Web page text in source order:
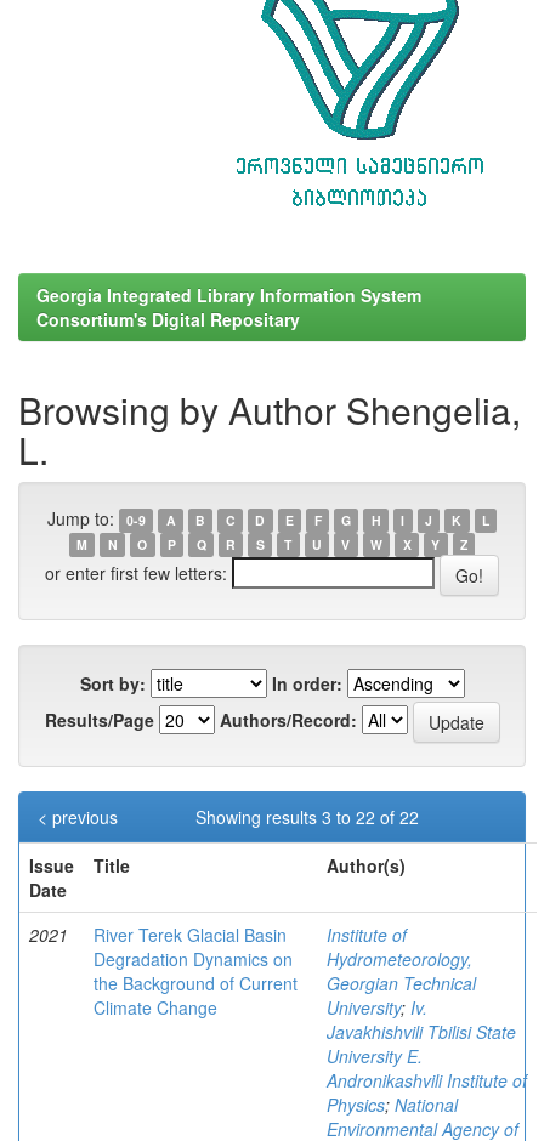
Georgia Integrated Library Information System
Consortium's Digital Repositary
Browsing by Author Shengelia,
L.
Jump to: 0-9 A B C D E F G H I J K
L
M
N O P Q R S T U V W X Y Z
or enter first few letters:
Sort by:
In order:
Results/Page
Authors/Record:
Showing results 3 to 22 of 22
< previous
Issue
Date
Title Author(s)
2021
River Terek Glacial Basin
Degradation Dynamics on
the Background of Current
Climate Change
Institute of
Hydrometeorology,
Georgian Technical
University; Iv.
Javakhishvili Tbilisi State
University E.
Andronikashvili Institute of
Physics; National
Environmental Agency of